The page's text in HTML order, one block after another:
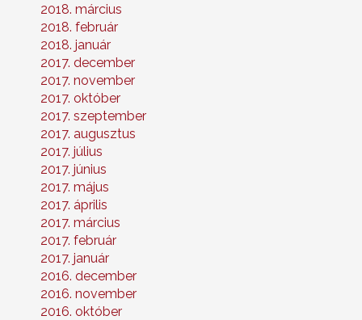
2018. március
2018. február
2018. január
2017. december
2017. november
2017. október
2017. szeptember
2017. augusztus
2017. július
2017. június
2017. május
2017. április
2017. március
2017. február
2017. január
2016. december
2016. november
2016. október